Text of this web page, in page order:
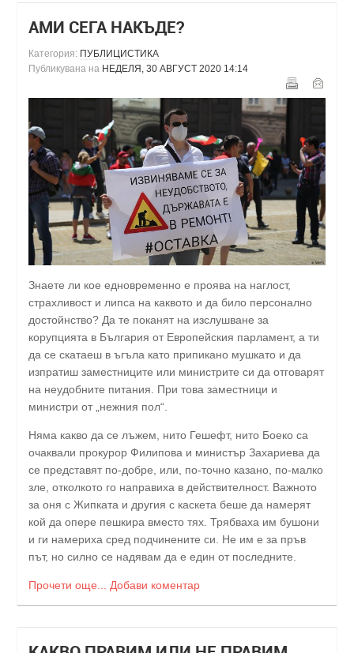
АМИ СЕГА НАКЪДЕ?
Категория: ПУБЛИЦИСТИКА
Публикувана на НЕДЕЛЯ, 30 АВГУСТ 2020 14:14
Знаете ли кое едновременно е проява на наглост,
страхливост и липса на каквото и да било персонално
достойнство? Да те поканят на изслушване за
корупцията в България от Европейския парламент, а ти
да се скатаеш в ъгъла като припикано мушкато и да
изпратиш заместниците или министрите си да отговарят
на неудобните питания. При това заместници и
министри от „нежния пол“.
Няма какво да се лъжем, нито Гешефт, нито Боеко са
очаквали прокурор Филипова и министър Захариева да
се представят по-добре, или, по-точно казано, по-малко
зле, отколкото го направиха в действителност. Важното
за оня с Жипката и другия с каскета беше да намерят
кой да опере пешкира вместо тях. Трябваха им бушони
и ги намериха сред подчинените си. Не им е за пръв
път, но силно се надявам да е един от последните.
Прочети още... Добави коментар